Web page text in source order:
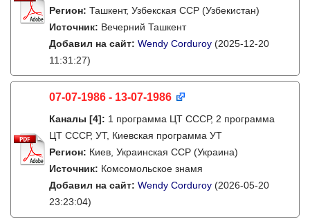
Регион: Ташкент, Узбекская ССР (Узбекистан)
Источник: Вечерний Ташкент
Добавил на сайт: Wendy Corduroy (2025-12-20
11:31:27)
07-07-1986 - 13-07-1986
Каналы [4]: 1 программа ЦТ СССР, 2 программа
ЦТ СССР, УТ, Киевская программа УТ
Регион: Киев, Украинская ССР (Украина)
Источник: Комсомольское знамя
Добавил на сайт: Wendy Corduroy (2026-05-20
23:23:04)